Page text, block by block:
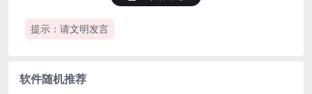
提示：请文明发言
软件随机推荐